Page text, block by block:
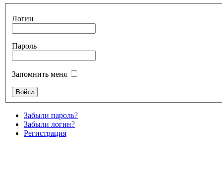
Логин
Пароль
Запомнить меня
Забыли пароль?
Забыли логин?
Регистрация